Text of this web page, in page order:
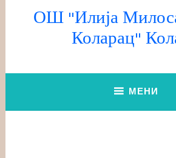
ОШ "Илија
Коларац"
МЕНИ